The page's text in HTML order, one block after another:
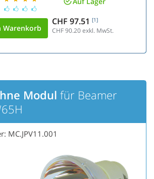
CHF 97.51 [1]
CHF 90.20exkl. MwSt.
Modul für Beamer
MC.JPV11.001